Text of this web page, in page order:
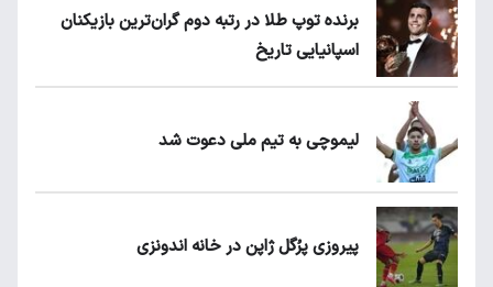
برنده توپ طلا در رتبه دوم گران‌ترین بازیکنان
اسپانیایی تاریخ
لیموچی به تیم ملی دعوت شد
پیروزی پرُگل ژاپن در خانه اندونزی